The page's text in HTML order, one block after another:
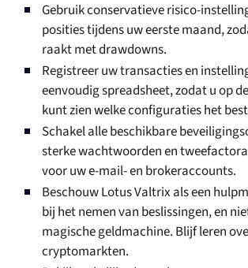
Gebruik conservatieve risico-
posities tijdens uw eerste maand,
raakt met drawdowns.
Registreer uw transacties en
eenvoudig spreadsheet, zodat u op
kunt zien welke configuraties het
Schakel alle beschikbare
sterke wachtwoorden en
voor uw e-mail- en brokeraccounts.
Beschouw Lotus Valtrix als een
bij het nemen van beslissingen, en
magische geldmachine. Blijf leren
cryptomarkten.